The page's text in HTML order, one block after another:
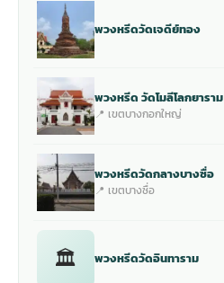
พวงหรีดวัดเจดีย์ทอง
พวงหรีด วัดโมลีโลกยาราม
📍 เขตบางกอกใหญ่
พวงหรีดวัดกลางบางซื่อ
📍 เขตบางซื่อ
🏛 พวงหรีดวัดอินทาราม